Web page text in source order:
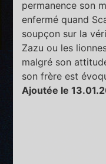
permanence son
enfermé quand
soupçon sur la
Zazu ou les
malgré son
son frère est
Ajoutée le